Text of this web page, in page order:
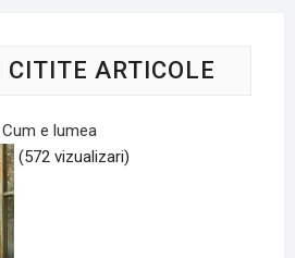
CITITE ARTICOLE
e lumea
(572 vizualizari)